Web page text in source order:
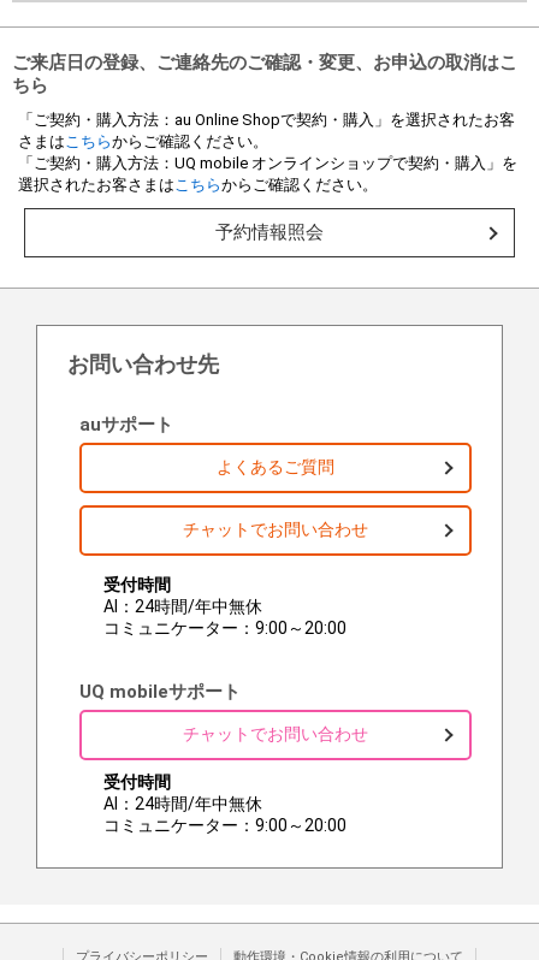
ご来店日の登録、ご連絡先のご確認・変更、お申込の取消はこ
ちら
「ご契約・購入方法：au Online Shopで契約・購入」を選択されたお客
さまはこちらからご確認ください。
「ご契約・購入方法：UQ mobile オンラインショップで契約・購入」を
選択されたお客さまはこちらからご確認ください。
予約情報照会
お問い合わせ先
auサポート
よくあるご質問
チャットでお問い合わせ
受付時間
AI：24時間/年中無休
コミュニケーター：9:00～20:00
UQ mobileサポート
チャットでお問い合わせ
受付時間
AI：24時間/年中無休
コミュニケーター：9:00～20:00